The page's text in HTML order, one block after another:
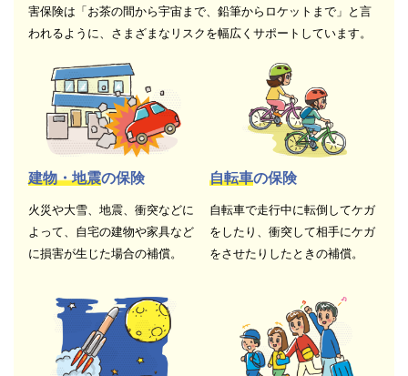
害保険は「お茶の間から宇宙まで、鉛筆からロケットまで」と言
われるように、さまざまなリスクを幅広くサポートしています。
建物・地震の保険
火災や大雪、地震、衝突などに
よって、自宅の建物や家具など
に損害が生じた場合の補償。
自転車の保険
自転車で走行中に転倒してケガ
をしたり、衝突して相手にケガ
をさせたりしたときの補償。